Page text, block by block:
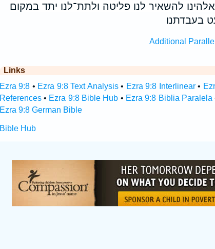
להשאיר לנו פליטה ולתת־לנו יתד במקום
בעבדתנו׃
Additional
Links
Ezra 9:8 • Ezra 9:8 Text Analysis• Ezra 9:8 Interlinear•
References• Ezra 9:8 Bible Hub • Ezra 9:8 Biblia Paralela
Ezra 9:8 German Bible
Bible Hub